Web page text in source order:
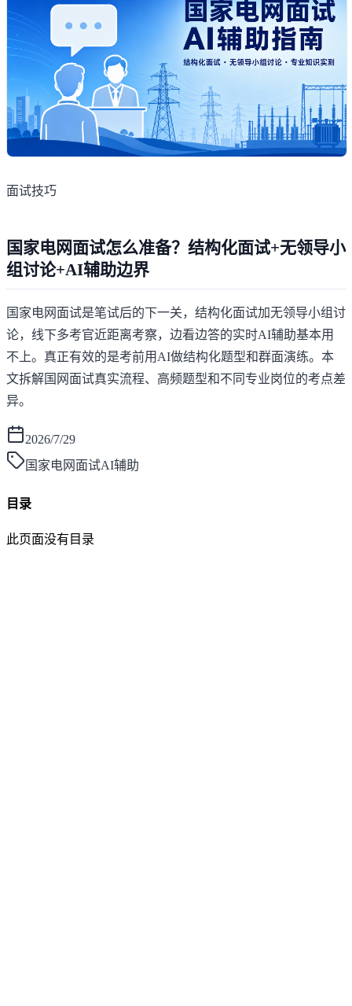
面试技巧
国家电网面试怎么准备？结构化面试+无领导小
组讨论+AI辅助边界
国家电网面试是笔试后的下一关，结构化面试加无领导小组讨
论，线下多考官近距离考察，边看边答的实时AI辅助基本用
不上。真正有效的是考前用AI做结构化题型和群面演练。本
文拆解国网面试真实流程、高频题型和不同专业岗位的考点差
异。
2026/7/29
国家电网面试AI辅助
目录
此页面没有目录